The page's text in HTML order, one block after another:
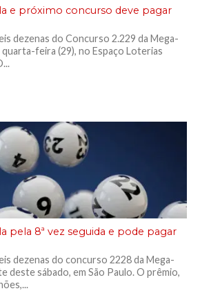
e próximo concurso deve pagar
dezenas do Concurso 2.229 da Mega-
feira (29), no Espaço Loterias
pela 8ª vez seguida e pode pagar
dezenas do concurso 2228 da Mega-
deste sábado, em São Paulo. O prêmio,